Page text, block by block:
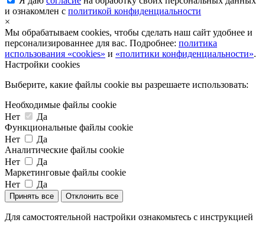
и ознакомлен с политикой конфиденциальности
×
Мы обрабатываем cookies, чтобы сделать наш сайт удобнее и
персонализированнее для вас. Подробнее: политика
использования «cookies» и «политики конфиденциальности».
Настройки cookies
Выберите, какие файлы cookie вы разрешаете использовать:
Необходимые файлы cookie
Нет
Да
Функциональные файлы cookie
Нет
Да
Аналитические файлы cookie
Нет
Да
Маркетинговые файлы cookie
Нет
Да
Принять все Отклонить все
Для самостоятельной настройки ознакомьтесь с инструкцией